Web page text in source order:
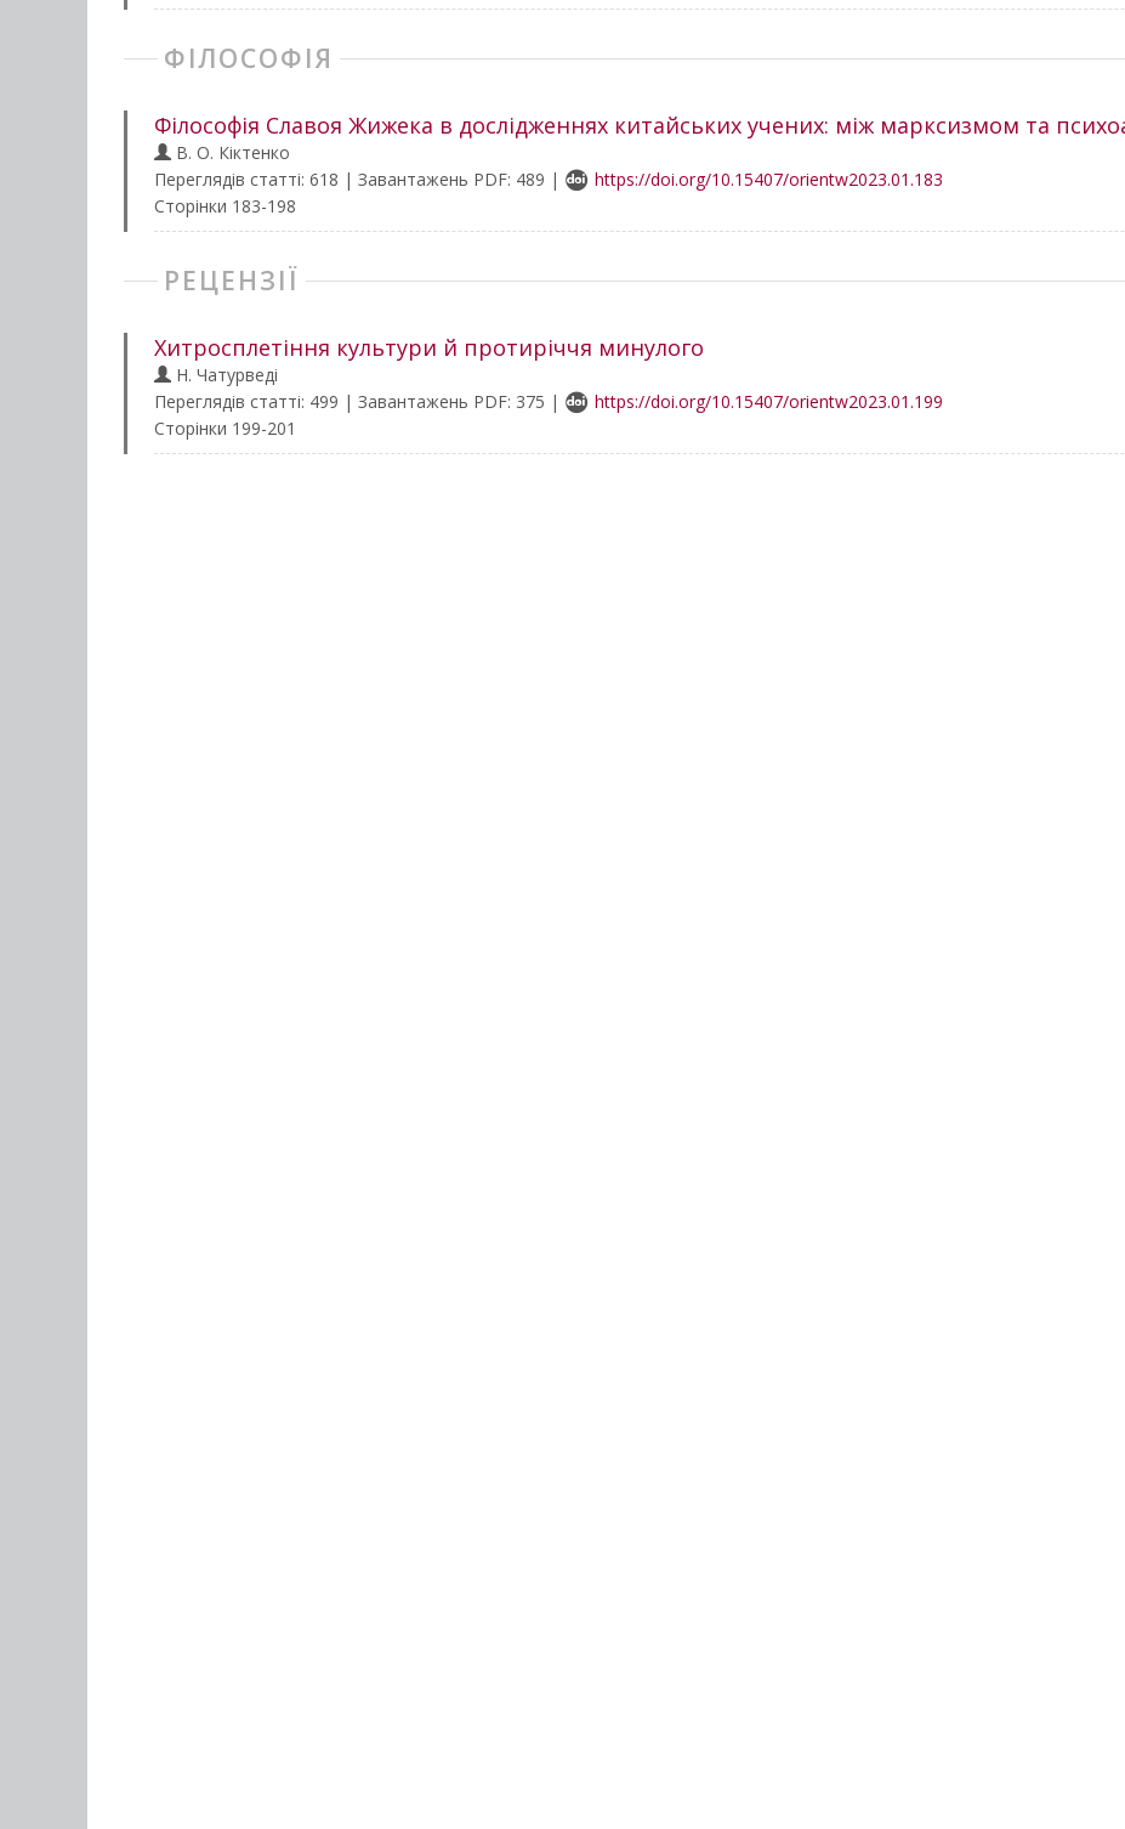
ФІЛОСОФІЯ
Філософія Славоя Жижека в дослідженнях китайських учених: між марксизмом та
В. О. Кіктенко
Переглядів статті: 618 | Завантажень PDF: 489 |
https://doi.org/10.15407/orientw2023.01.183
Сторінки 183-198
РЕЦЕНЗІЇ
Хитросплетіння культури й протиріччя минулого
Н. Чатурведі
Переглядів статті: 499 | Завантажень PDF: 375 |
https://doi.org/10.15407/orientw2023.01.199
Сторінки 199-201